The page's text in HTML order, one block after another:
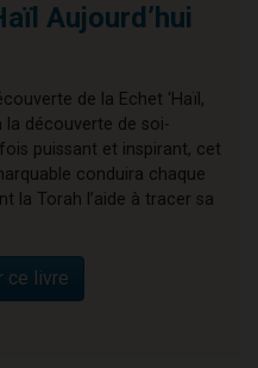
Aujourd’hui
de la Echet ‘Haïl,
la découverte de soi-
puissant et inspirant, cet
conduira chaque
la Torah l’aide à tracer sa
ce livre